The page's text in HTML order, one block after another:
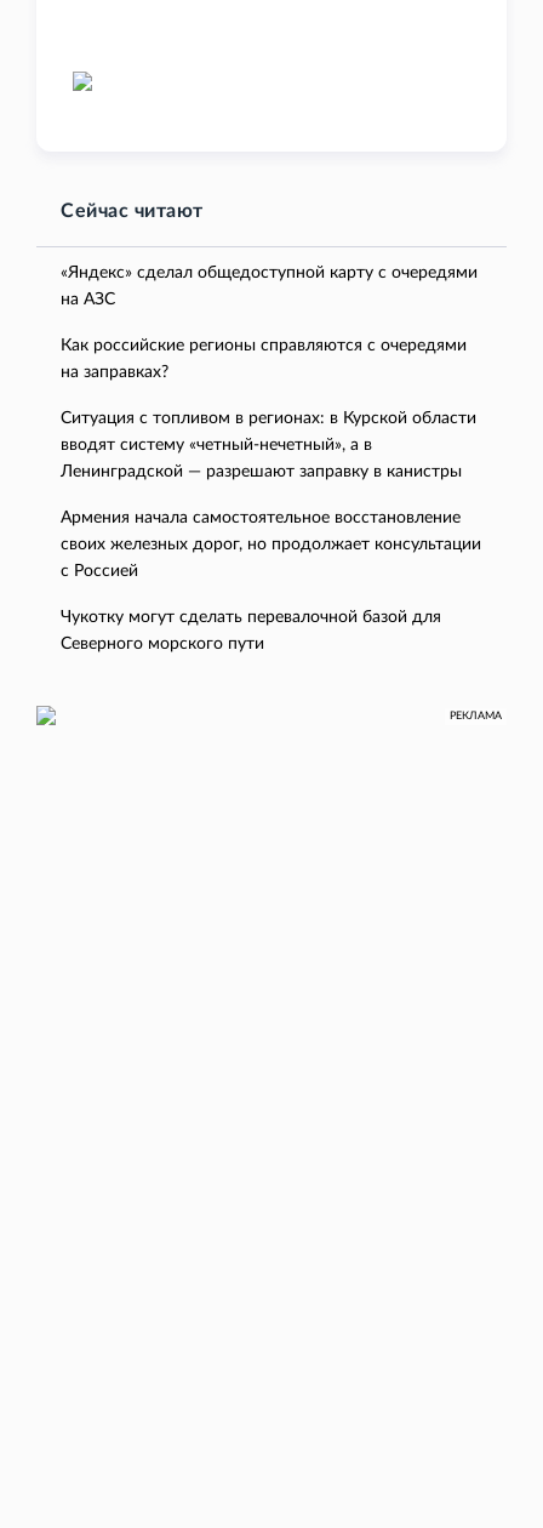
Сейчас читают
«Яндекс» сделал общедоступной карту с очередями
на АЗС
Как российские регионы справляются с очередями
на заправках?
Ситуация с топливом в регионах: в Курской области
вводят систему «четный-нечетный», а в
Ленинградской — разрешают заправку в канистры
Армения начала самостоятельное восстановление
своих железных дорог, но продолжает консультации
с Россией
Чукотку могут сделать перевалочной базой для
Северного морского пути
РЕКЛАМА